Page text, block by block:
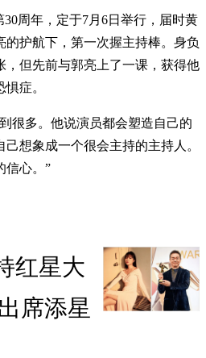
30周年，定于7月6日举行，届时黄
护航下，第一次握主持棒。身负
，但先前与郭亮上了一课，获得他
症。
很多。他说演员都会塑造自己的
想象成一个很会主持的主持人。
信心。”
红星大
席添星